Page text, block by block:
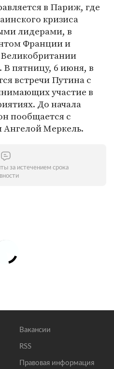
в Париж, где
кризиса
лидерами, в
Франции и
пятницу, 6 июня, в
встречи Путина с
участие в
До начала
пообщается с
Меркель.
за истечением срока
Вакансии
RSS
Правовая информация